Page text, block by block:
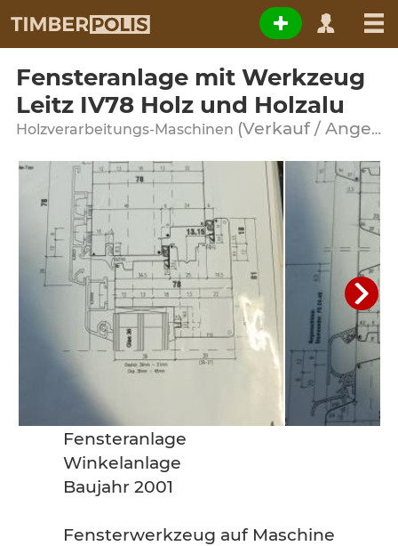
Fensteranlage mit Werkzeug
Leitz IV78 Holz und Holzalu
Holzverarbeitungs-Maschinen (Verkauf / Angebot)
Fensteranlage
Winkelanlage
Baujahr 2001
Fensterwerkzeug auf Maschine